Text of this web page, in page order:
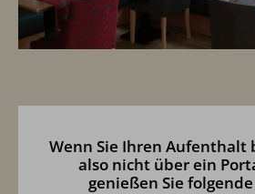
Wenn Sie Ihren Aufenthalt
also nicht über ein
genießen Sie